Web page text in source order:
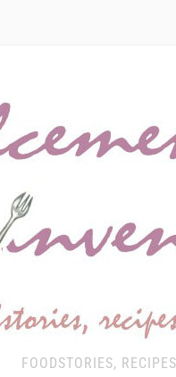
FOODSTORIES,